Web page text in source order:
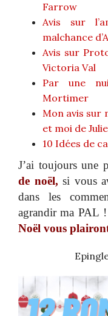
Farrow
Avis sur
malchance
Avis sur
Victoria Val
Par une
Mortimer
Mon avis sur
et moi de
10 Idées de
J’ai toujours une
de noël, si vous
dans les
agrandir ma PAL !
Noël vous